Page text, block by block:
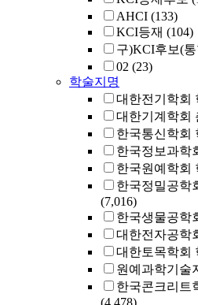
AHCI (133)
KCI등재 (104)
구)KCI후보(
02 (23)
학술지명
대한전기학회
대한기계학회
한국통신학회
한국정보과학
한국원예학회
한국정밀공학
(7,016)
한국생물공학
대한전자공학
대한토목학회
원예과학기술
한국콘크리트
(4,478)